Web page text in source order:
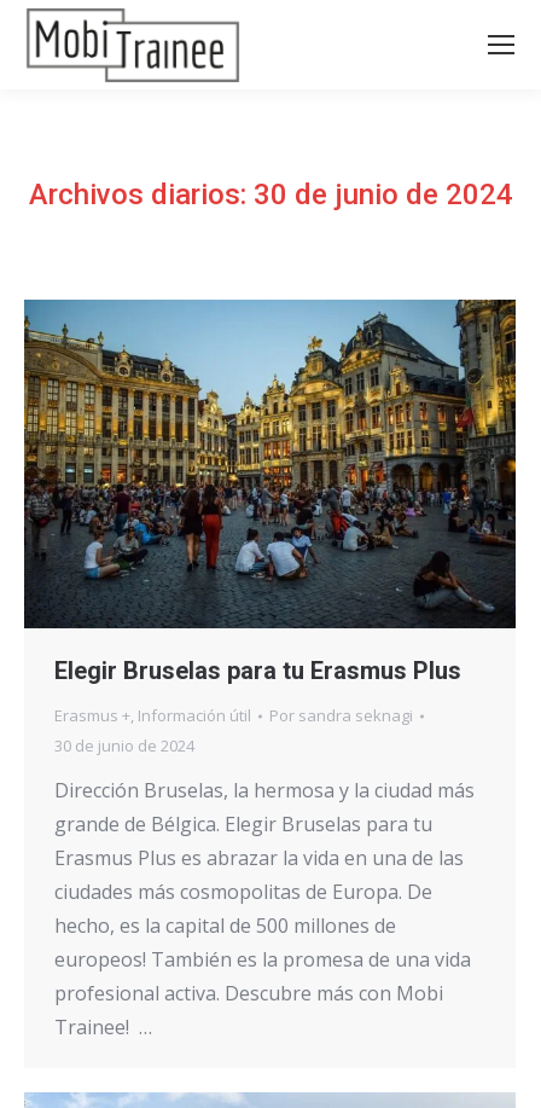
Archivos diarios: 30 de junio de 2024
Elegir Bruselas para tu Erasmus Plus
Erasmus +, Información útil Por sandra seknagi
30 de junio de 2024
Dirección Bruselas, la hermosa y la ciudad más
grande de Bélgica. Elegir Bruselas para tu
Erasmus Plus es abrazar la vida en una de las
ciudades más cosmopolitas de Europa. De
hecho, es la capital de 500 millones de
europeos! También es la promesa de una vida
profesional activa. Descubre más con Mobi
Trainee! …